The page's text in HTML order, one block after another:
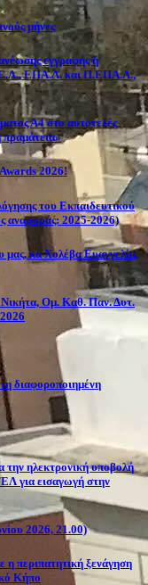
μήνες
εγγραφής ή
ΕΠΑ.Λ. και Π.ΕΠΑ.Λ.,
Α4 στο αυτοτελές
πραμάτεια»
2026!
του Εκπαιδευτικού
αναφοράς: 2025-2026)
μας, κα Χολέβα Ευαγγελία,
Νικήτα, Ομ. Καθ. Παν. Δυτ.
διαφοροποιημένη
την ηλεκτρονική υποβολή
για εισαγωγή στην
2026, 21.00)
περιπατητική ξενάγηση
Κήπο